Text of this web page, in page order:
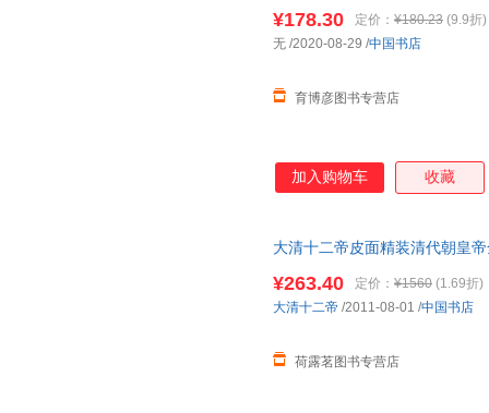
¥178.30 定价： ¥180.23 (9.9折)
育博彦图书专营店
无 /2020-08-29 /中国书店
加入购物车 收藏
大清十二帝皮面精装清代朝皇
¥263.40 定价： ¥1560 (1.69折)
荷露茗图书专营店
大清十二帝 /2011-08-01 /中国书店